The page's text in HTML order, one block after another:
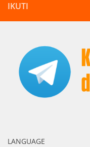
IKUTI
LANGUAGE